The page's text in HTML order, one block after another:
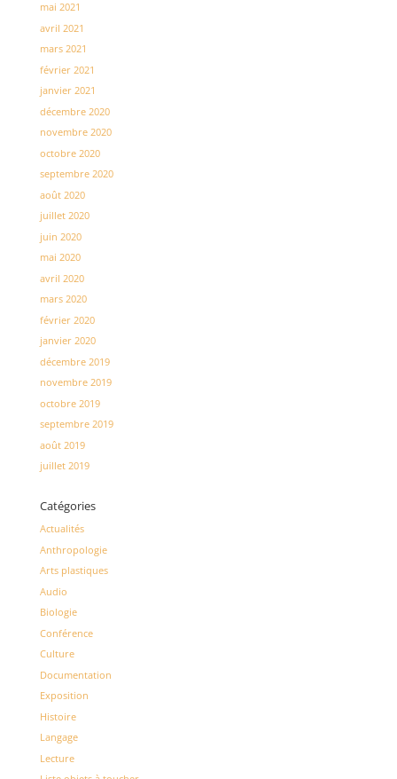
mai 2021
avril 2021
mars 2021
février 2021
janvier 2021
décembre 2020
novembre 2020
octobre 2020
septembre 2020
août 2020
juillet 2020
juin 2020
mai 2020
avril 2020
mars 2020
février 2020
janvier 2020
décembre 2019
novembre 2019
octobre 2019
septembre 2019
août 2019
juillet 2019
Catégories
Actualités
Anthropologie
Arts plastiques
Audio
Biologie
Conférence
Culture
Documentation
Exposition
Histoire
Langage
Lecture